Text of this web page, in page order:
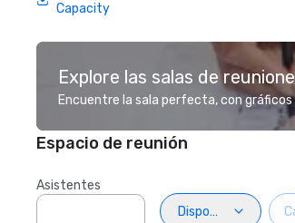
Capacity
Explore las salas de
Encuentre la sala perfecta, con
Espacio de reunión
Asistentes
Disposiciön